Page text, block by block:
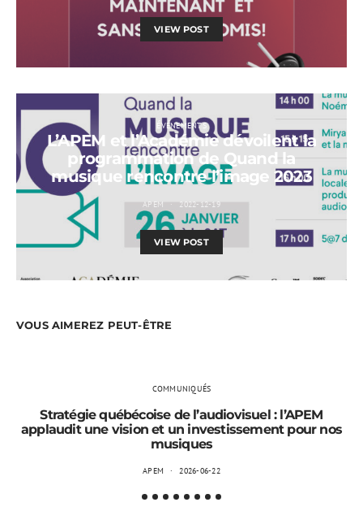
VIEW POST
ÉVÉNEMENTS
L’APEM et l’Académie dévoilent la
programmation de Quand la
musique rencontre l’image 2023
APEM 2022-12-19
VIEW POST
VOUS AIMEREZ PEUT-ÊTRE
COMMUNIQUÉS
Stratégie québécoise de l’audiovisuel : l’APEM
applaudit une vision et un investissement pour nos
musiques
APEM 2026-06-22